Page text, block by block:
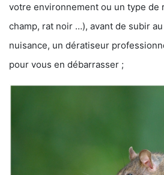
votre environnement ou un type de
champ, rat noir …), avant de subir
nuisance, un dératiseur
pour vous en débarrasser ;